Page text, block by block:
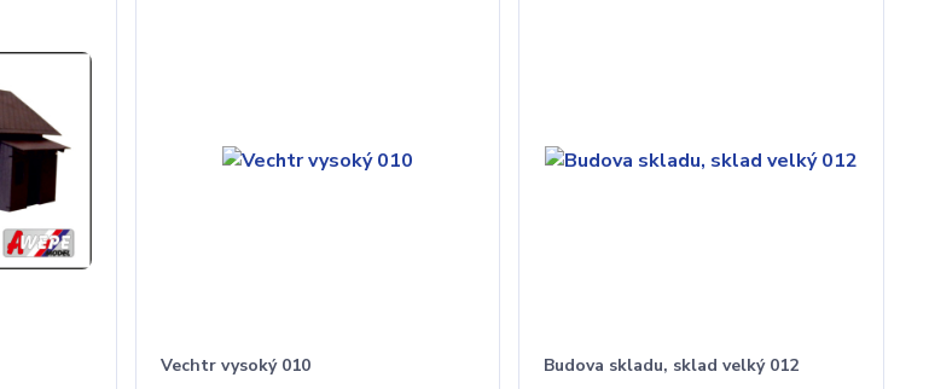
Vechtr vysoký 010 Budova skladu, sklad velký 012